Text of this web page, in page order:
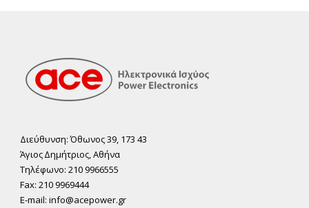
Διεύθυνση: Όθωνος 39, 173 43
Άγιος ∆ηµήτριος, Αθήνα
Τηλέφωνο: 210 9966555
Fax: 210 9969444
E-mail: info@acepower.gr